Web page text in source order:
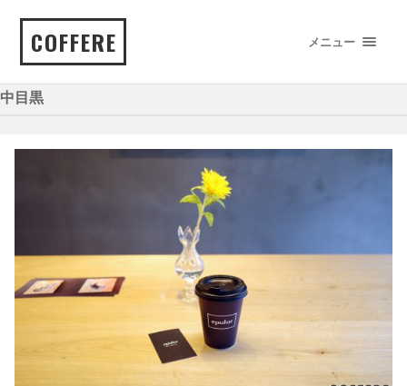
COFFERE メニュー
中目黒